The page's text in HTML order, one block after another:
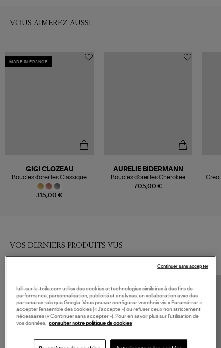
VOUS AIMEREZ AUSSI
MADE IN FRANCE
315,00 €
GIGI CLOZEAU
Boucles d'oreilles Classique
Boucle Résine Or
705,00 €
AURELIE BIDERMANN
Boucles d'oreilles Cherokee
Turquoise
VOS DERNIERS PRODUITS VUS
lulli-sur-la-toile.com utilise des cookies et technologies similaires à des fins de
performance, personnalisation, publicité et analyses, en collaboration avec des
partenaires tels que Google. Vous pouvez configurer vos choix via « Paramétrer »,
accepter l’ensemble des cookies (« J’accepte ») ou refuser ceux non strictement
nécessaires (« Continuer sans accepter »). Pour en savoir plus sur l’utilisation de
vos données,
consulter notre politique de cookies
Continuer sans accepter